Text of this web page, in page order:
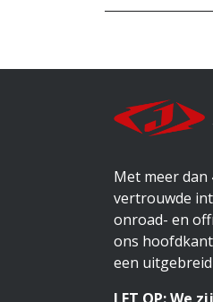
Met meer dan
vertrouwde
onroad- en
ons
een